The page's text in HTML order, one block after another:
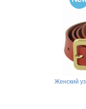
Женский